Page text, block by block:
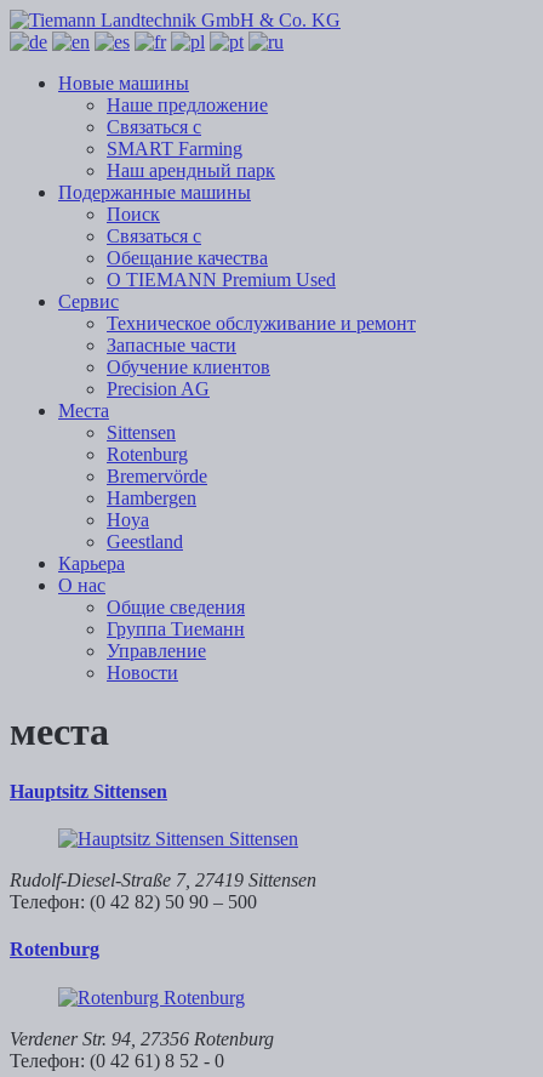
Новые машины
Наше предложение
Связаться с
SMART Farming
Наш арендный парк
Подержанные машины
Поиск
Связаться с
Обещание качества
О TIEMANN Premium Used
Сервис
Техническое обслуживание и ремонт
Запасные части
Обучение клиентов
Precision AG
Места
Sittensen
Rotenburg
Bremervörde
Hambergen
Hoya
Geestland
Карьера
О нас
Общие сведения
Группа Тиеманн
Управление
Новости
места
Hauptsitz Sittensen
Rudolf-Diesel-Straße 7, 27419 Sittensen
Телефон: (0 42 82) 50 90 – 500
Rotenburg
Verdener Str. 94, 27356 Rotenburg
Телефон: (0 42 61) 8 52 - 0